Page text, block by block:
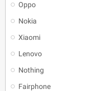
Oppo
Nokia
Xiaomi
Lenovo
Nothing
Fairphone